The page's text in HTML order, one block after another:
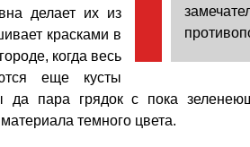
делает их из
красками в
когда весь
еще кусты
да пара грядок с пока
темного цвета.